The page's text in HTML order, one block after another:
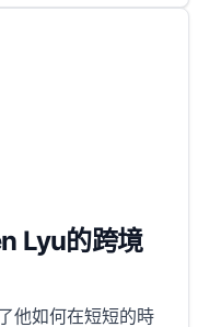
Lyu的跨境
他如何在短短的時